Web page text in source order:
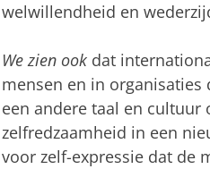
welwillendheid en
We zien ook dat
mensen en in
een andere taal en cultuur
zelfredzaamheid in een
voor zelf-expressie dat de